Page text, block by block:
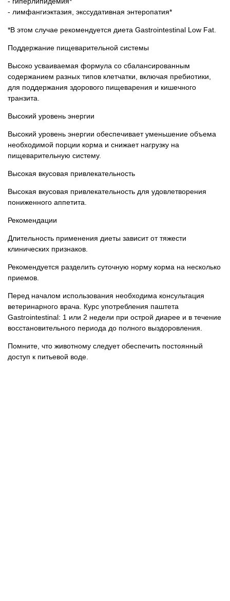
- лимфангиэктазия, экссудативная энтеропатия*
*В этом случае рекомендуется диета Gastrointestinal Low Fat.
Поддержание пищеварительной системы
Высоко усваиваемая формула со сбалансированным
содержанием разных типов клетчатки, включая пребиотики,
для поддержания здорового пищеварения и кишечного
транзита.
Высокий уровень энергии
Высокий уровень энергии обеспечивает уменьшение объема
необходимой порции корма и снижает нагрузку на
пищеварительную систему.
Высокая вкусовая привлекательность
Высокая вкусовая привлекательность для удовлетворения
пониженного аппетита.
Рекомендации
Длительность применения диеты зависит от тяжести
клинических признаков.
Рекомендуется разделить суточную норму корма на несколько
приемов.
Перед началом использования необходима консультация
ветеринарного врача. Курс употребления паштета
Gastrointestinal: 1 или 2 недели при острой диарее и в течение
восстановительного периода до полного выздоровления.
Помните, что животному следует обеспечить постоянный
доступ к питьевой воде.